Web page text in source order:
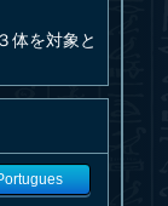
体を対象と